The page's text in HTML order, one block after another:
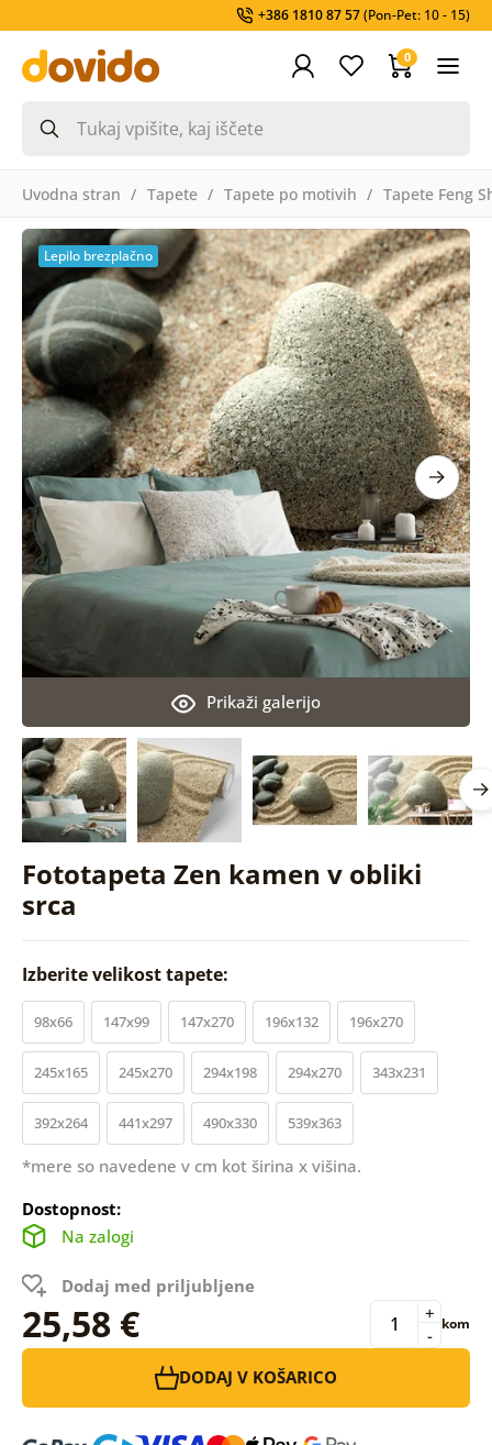
+386 1810 87 57(Pon-Pet: 10 - 15)
0
Uvodna stran Tapete Tapete po motivih Tapete Feng
Fototapeta Zen kamen v obliki
srca
Prikaži galerijo
Lepilo brezplačno
Izberite velikost tapete:
98x66 147x99 147x270 196x132 196x270
245x165 245x270 294x198 294x270 343x231
392x264 441x297 490x330 539x363
*mere so navedene v cm kot širina x višina.
Dostopnost:
Na zalogi
Dodaj med priljubljene
25,58 € -
+ kom
DODAJ V KOŠARICO